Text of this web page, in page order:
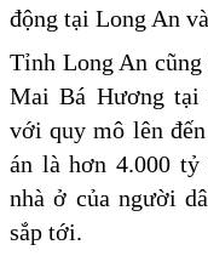
động tại Long An
Tỉnh Long An
Mai Bá Hương tại
với quy mô lên
án là hơn 4.000 tỷ
nhà ở của người
sắp tới.